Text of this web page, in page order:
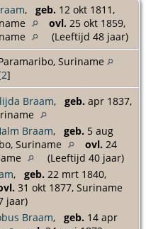
, geb. 12 okt 1811,
ovl. 25 okt 1859,
(Leeftijd 48 jaar)
Suriname
2]
Braam, geb. apr 1837,
Braam, geb. 5 aug
Suriname
ovl. 24
(Leeftijd 40 jaar)
, geb. 22 mrt 1840,
31 okt 1877, Suriname
jaar)
Braam, geb. 14 apr